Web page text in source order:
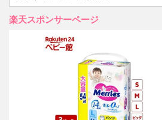
楽天スポンサーページ